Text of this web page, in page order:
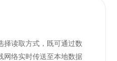
择读取方式，既可通过数
网络实时传送至本地数据